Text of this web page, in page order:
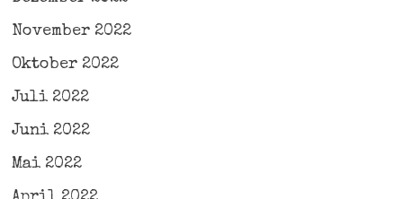
November 2022
Oktober 2022
Juli 2022
Juni 2022
Mai 2022